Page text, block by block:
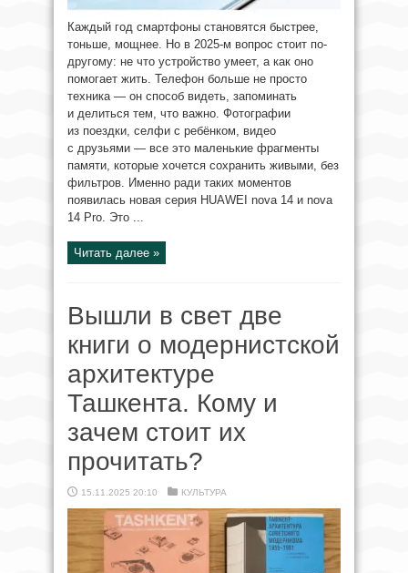
Каждый год смартфоны становятся быстрее,
тоньше, мощнее. Но в 2025-м вопрос стоит по-
другому: не что устройство умеет, а как оно
помогает жить. Телефон больше не просто
техника — он способ видеть, запоминать
и делиться тем, что важно. Фотографии
из поездки, селфи с ребёнком, видео
с друзьями — все это маленькие фрагменты
памяти, которые хочется сохранить живыми, без
фильтров. Именно ради таких моментов
появилась новая серия HUAWEI nova 14 и nova
14 Pro. Это ...
Читать далее »
Вышли в свет две
книги о модернистской
архитектуре
Ташкента. Кому и
зачем стоит их
прочитать?
15.11.2025 20:10 КУЛЬТУРА